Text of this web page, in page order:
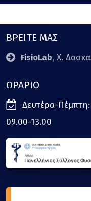
ΒΡΕΙΤΕ ΜΑΣ
FisioLab, Χ.
ΩΡΑΡΙΟ
Δευτέρα-
09.00-13.00